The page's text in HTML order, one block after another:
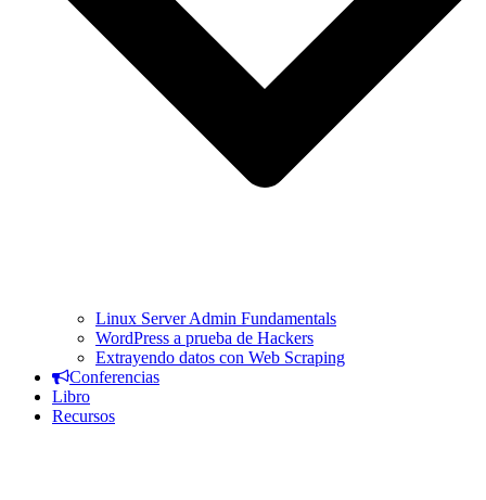
Linux Server Admin Fundamentals
WordPress a prueba de Hackers
Extrayendo datos con Web Scraping
Conferencias
Libro
Recursos